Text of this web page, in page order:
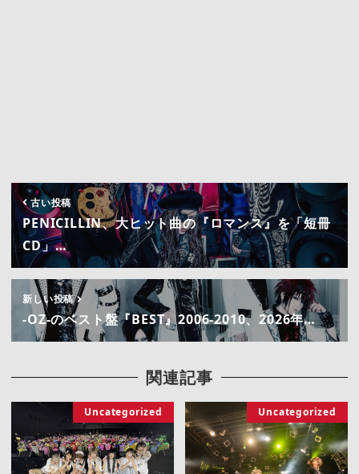
古い投稿
PENICILLIN、大ヒット曲の『ロマンス』を「短冊
CD」…
新しい投稿
-OZ-のベスト盤『BEST』2006-2010、2026年…
関連記事
Uncategorized Uncategorized